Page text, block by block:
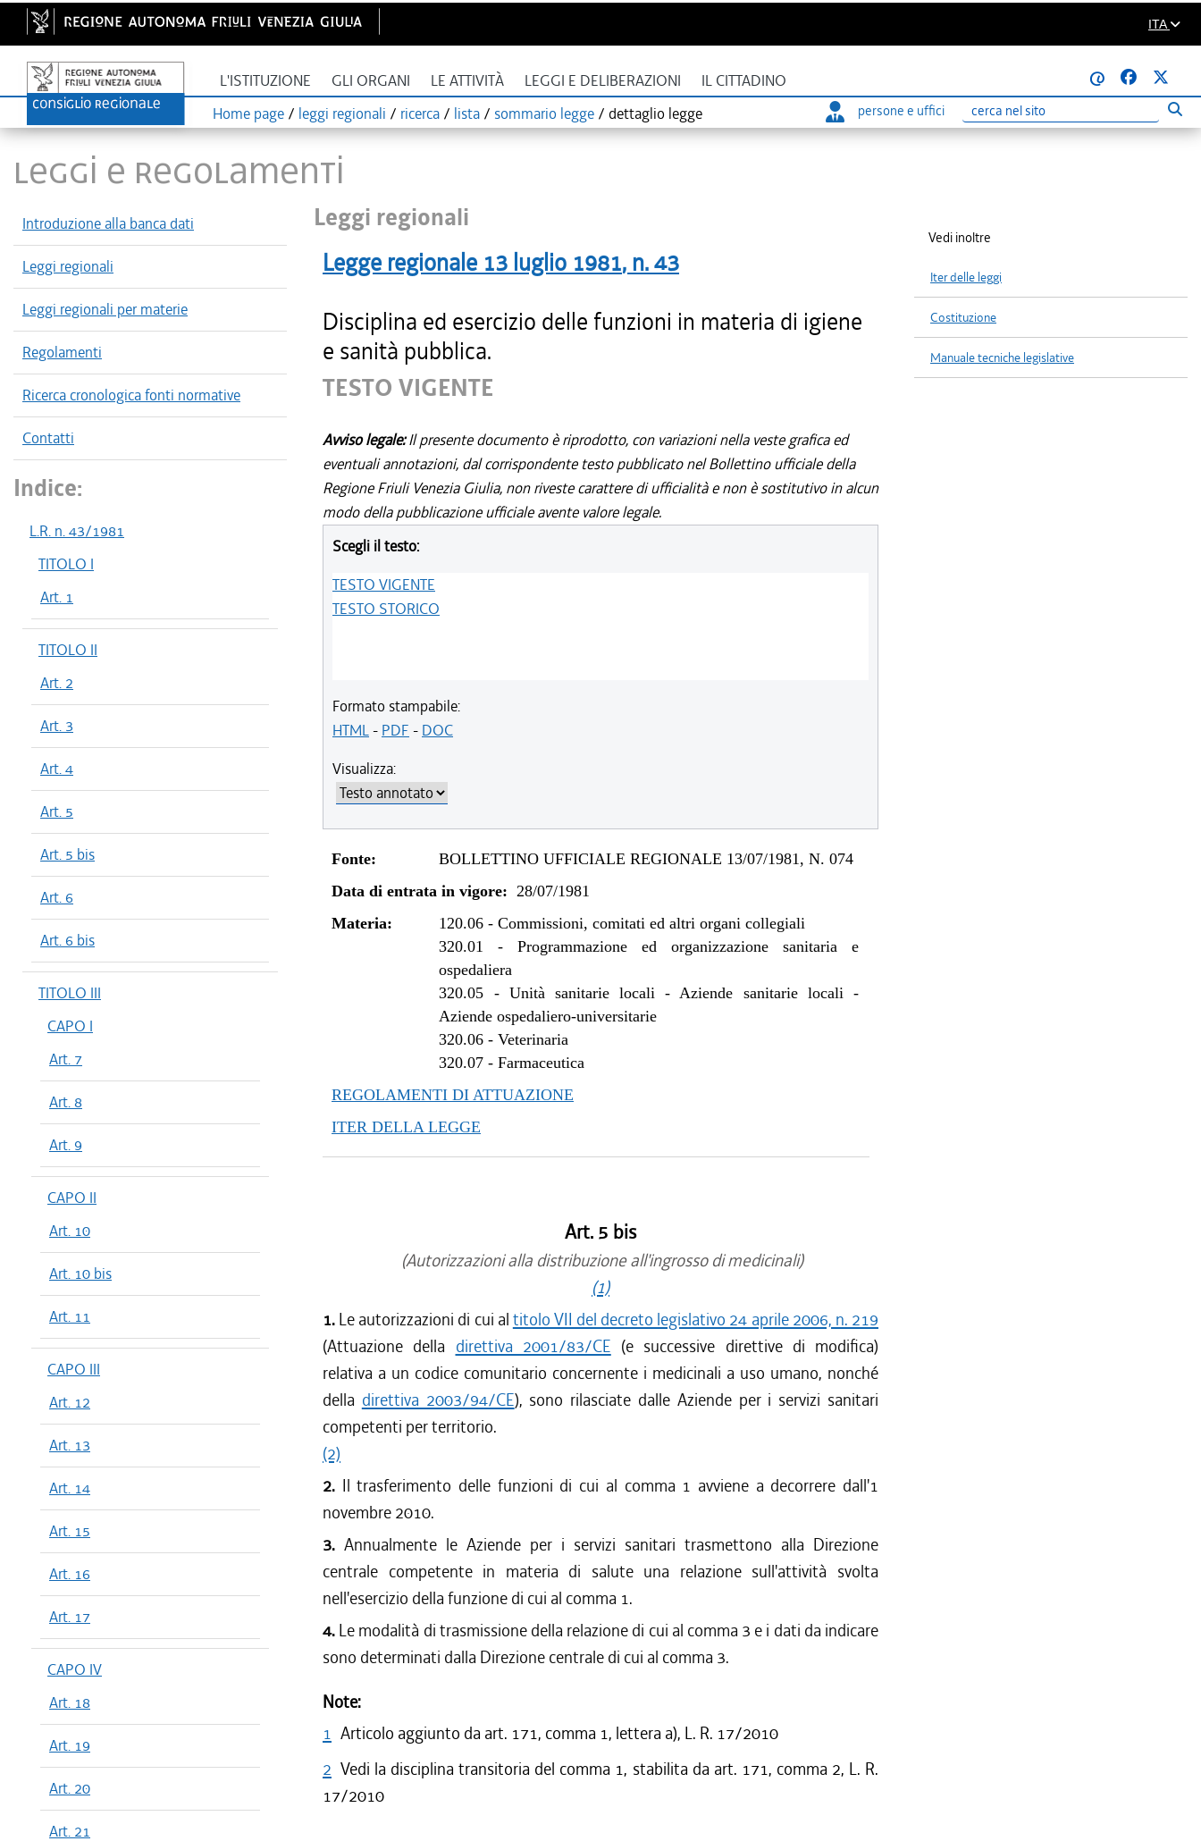
ITA
L'ISTITUZIONE GLI ORGANI LE ATTIVITÀ LEGGI E DELIBERAZIONI IL CITTADINO
@
Home page / leggi regionali / ricerca / lista / sommario legge / dettaglio legge persone e uffici
Ricerca
LEGGI E REGOLAMENTI
Introduzione alla banca dati
Leggi regionali
Leggi regionali per materie
Regolamenti
Ricerca cronologica fonti normative
Contatti
Indice:
L.R. n. 43/1981
TITOLO I
Art. 1
TITOLO II
Art. 2
Art. 3
Art. 4
Art. 5
Art. 5 bis
Art. 6
Art. 6 bis
TITOLO III
CAPO I
Art. 7
Art. 8
Art. 9
CAPO II
Art. 10
Art. 10 bis
Art. 11
CAPO III
Art. 12
Art. 13
Art. 14
Art. 15
Art. 16
Art. 17
CAPO IV
Art. 18
Art. 19
Art. 20
Art. 21
Leggi regionali
Legge regionale 13 luglio 1981, n.43
Disciplina ed esercizio delle funzioni in materia di igiene
e sanità pubblica.
TESTO VIGENTE
Avviso legale:Il presente documento è riprodotto, con variazioni nella veste grafica ed
eventuali annotazioni, dal corrispondente testo pubblicato nel Bollettino ufficiale della
Regione Friuli Venezia Giulia, non riveste carattere di ufficialità e non è sostitutivo in alcun
modo della pubblicazione ufficiale avente valore legale.
Scegli il testo:
TESTO VIGENTE
TESTO STORICO
Formato stampabile:
HTML- PDF - DOC
Visualizza:
Fonte:
BOLLETTINO UFFICIALE REGIONALE 13/07/1981, N. 074
Data di entrata in vigore: 28/07/1981
Materia:
120.06 -Commissioni, comitati ed altri organi collegiali
320.01 -Programmazione ed organizzazione sanitaria e
ospedaliera
320.05 - Unità sanitarie locali - Aziende sanitarie locali -
Aziende ospedaliero-universitarie
320.06 -Veterinaria
320.07 -Farmaceutica
REGOLAMENTI DI ATTUAZIONE
ITER DELLA LEGGE
Art. 5 bis
(Autorizzazioni alla distribuzione all'ingrosso di medicinali)
(1)
1. Le autorizzazioni di cui al titolo VII del decreto legislativo 24 aprile 2006, n. 219
(Attuazione della direttiva 2001/83/CE (e successive direttive di modifica)
relativa a un codice comunitario concernente i medicinali a uso umano, nonché
della direttiva 2003/94/CE), sono rilasciate dalle Aziende per i servizi sanitari
competenti per territorio.
(2)
2. Il trasferimento delle funzioni di cui al comma 1 avviene a decorrere dall'1
novembre 2010.
3. Annualmente le Aziende per i servizi sanitari trasmettono alla Direzione
centrale competente in materia di salute una relazione sull'attività svolta
nell'esercizio della funzione di cui al comma 1.
4. Le modalità di trasmissione della relazione di cui al comma 3 e i dati da indicare
sono determinati dalla Direzione centrale di cui al comma 3.
Note:
1 Articolo aggiunto da art. 171, comma 1, lettera a), L. R. 17/2010
2 Vedi la disciplina transitoria del comma 1, stabilita da art. 171, comma 2, L. R.
17/2010
Vedi inoltre
Iter delle leggi
Costituzione
Manuale tecniche legislative